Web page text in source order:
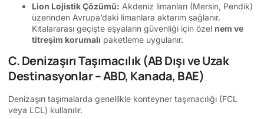
Lion Lojistik Çözümü: Akdeniz limanları (Mersin, Pendik)
üzerinden Avrupa’daki limanlara aktarım sağlanır.
Kıtalararası geçişte eşyaların güvenliği için özel nem ve
titreşim korumalı paketleme uygulanır.
C. Denizaşırı Taşımacılık (AB Dışı ve Uzak
Destinasyonlar – ABD, Kanada, BAE)
Denizaşırı taşımalarda genellikle konteyner taşımacılığı (FCL
veya LCL) kullanılır.